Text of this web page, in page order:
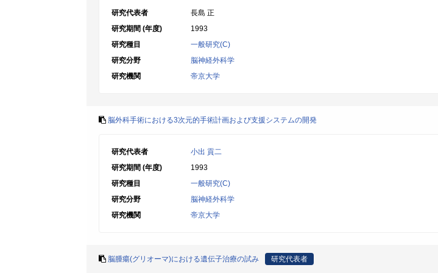
研究代表者
長島 正
研究期間 (年度)
1993
研究種目
一般研究(C)
研究分野
脳神経外科学
研究機関
帝京大学
脳外科手術における3次元的手術計画および支援システムの開発
研究代表者
小出 貢二
研究期間 (年度)
1993
研究種目
一般研究(C)
研究分野
脳神経外科学
研究機関
帝京大学
脳腫瘍(グリオーマ)における遺伝子治療の試み 研究代表者